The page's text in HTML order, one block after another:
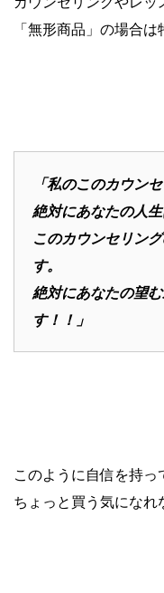
「無形商品」の場合
「私のこのカウン
絶対にあなたの人生
このカウンセリン
す。
絶対にあなたの望
す！！」
このように自信を持っ
ちょっと買う気になれ